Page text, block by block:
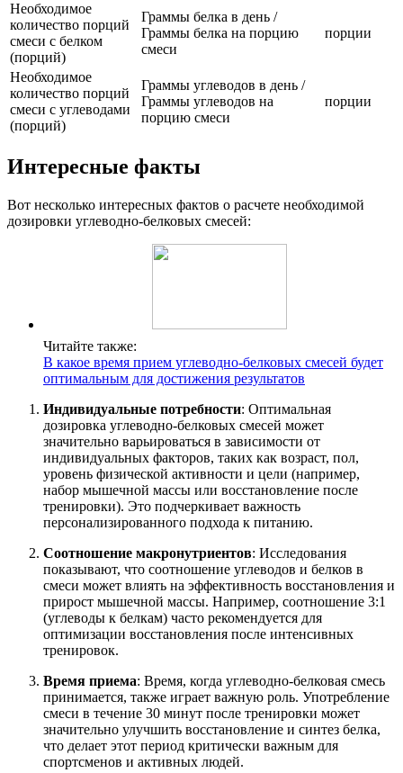
Необходимое
количество порций
смеси с белком
(порций)
Граммы белка в день /
Граммы белка на порцию
смеси
порции
Необходимое
количество порций
смеси с углеводами
(порций)
Граммы углеводов в день /
Граммы углеводов на
порцию смеси
порции
Интересные факты
Вот несколько интересных фактов о расчете необходимой
дозировки углеводно-белковых смесей:
Читайте также:
В какое время прием углеводно-белковых смесей будет
оптимальным для достижения результатов
Индивидуальные потребности: Оптимальная
дозировка углеводно-белковых смесей может
значительно варьироваться в зависимости от
индивидуальных факторов, таких как возраст, пол,
уровень физической активности и цели (например,
набор мышечной массы или восстановление после
тренировки). Это подчеркивает важность
персонализированного подхода к питанию.
Соотношение макронутриентов: Исследования
показывают, что соотношение углеводов и белков в
смеси может влиять на эффективность восстановления и
прирост мышечной массы. Например, соотношение 3:1
(углеводы к белкам) часто рекомендуется для
оптимизации восстановления после интенсивных
тренировок.
Время приема: Время, когда углеводно-белковая смесь
принимается, также играет важную роль. Употребление
смеси в течение 30 минут после тренировки может
значительно улучшить восстановление и синтез белка,
что делает этот период критически важным для
спортсменов и активных людей.